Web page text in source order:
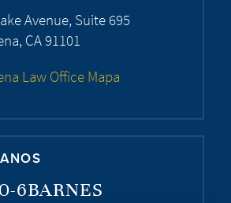
Avenue, Suite 695
CA 91101
Law Office Mapa
6BARNES